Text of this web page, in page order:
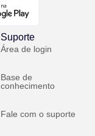
Suporte
Área de login
Base de
conhecimento
Fale com o suporte